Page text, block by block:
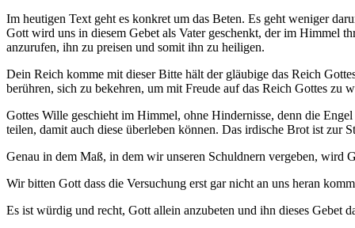
Im heutigen Text geht es konkret um das Beten. Es geht weniger
Gott wird uns in diesem Gebet als Vater geschenkt, der im Himmel
anzurufen, ihn zu preisen und somit ihn zu heiligen.
Dein Reich komme mit dieser Bitte hält der gläubige das Reich
berühren, sich zu bekehren, um mit Freude auf das Reich Gottes zu
Gottes Wille geschieht im Himmel, ohne Hindernisse, denn die
teilen, damit auch diese überleben können. Das irdische Brot ist zur
Genau in dem Maß, in dem wir unseren Schuldnern vergeben, wird
Wir bitten Gott dass die Versuchung erst gar nicht an uns heran
Es ist würdig und recht, Gott allein anzubeten und ihn dieses Gebet